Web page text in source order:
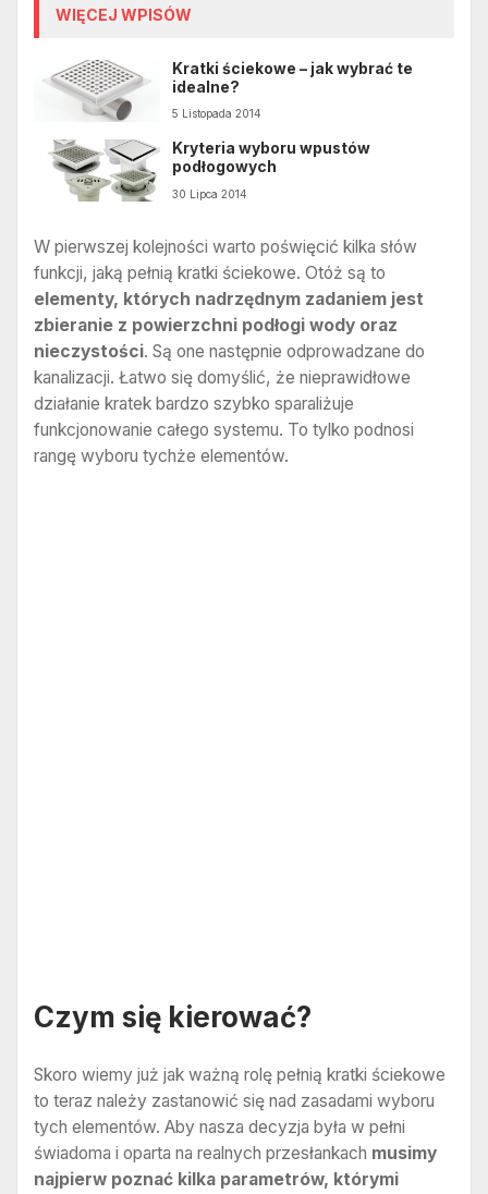
WIĘCEJ WPISÓW
Kratki ściekowe – jak wybrać te
idealne?
5 Listopada 2014
Kryteria wyboru wpustów
podłogowych
30 Lipca 2014
W pierwszej kolejności warto poświęcić kilka słów
funkcji, jaką pełnią kratki ściekowe. Otóż są to
elementy, których nadrzędnym zadaniem jest
zbieranie z powierzchni podłogi wody oraz
nieczystości. Są one następnie odprowadzane do
kanalizacji. Łatwo się domyślić, że nieprawidłowe
działanie kratek bardzo szybko sparaliżuje
funkcjonowanie całego systemu. To tylko podnosi
rangę wyboru tychże elementów.
Czym się kierować?
Skoro wiemy już jak ważną rolę pełnią kratki ściekowe
to teraz należy zastanowić się nad zasadami wyboru
tych elementów. Aby nasza decyzja była w pełni
świadoma i oparta na realnych przesłankach musimy
najpierw poznać kilka parametrów, którymi